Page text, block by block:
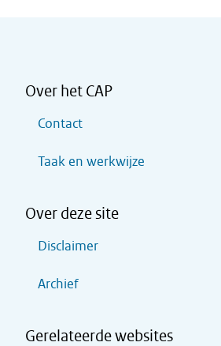
Over het CAP
Contact
Taak en werkwijze
Over deze site
Disclaimer
Archief
Gerelateerde websites